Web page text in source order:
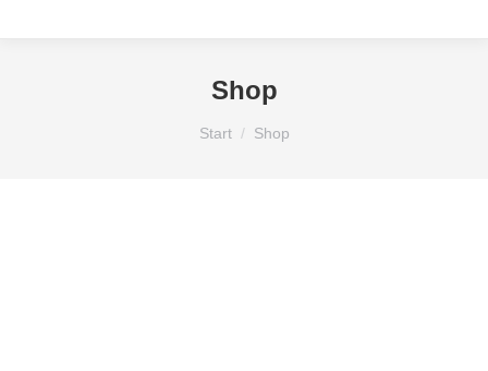
Shop
Sie befinden sich hier:
Start Shop